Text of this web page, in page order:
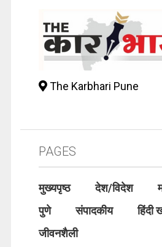
The Karbhari Pune
PAGES
मुख्यपृष्ठ देश/विदेश
पुणे
संपादकीय
हिंदी
जीवनशैली